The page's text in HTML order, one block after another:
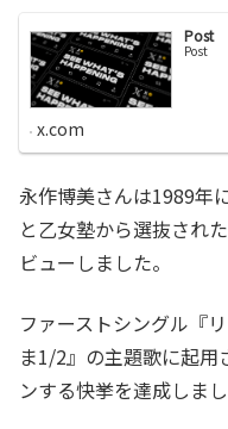
Post
Post
x.com
永作博美さんは1989年
と乙女塾から選抜され
ビューしました。
ファーストシングル『
ま1/2』の主題歌に起用
ンする快挙を達成しまし